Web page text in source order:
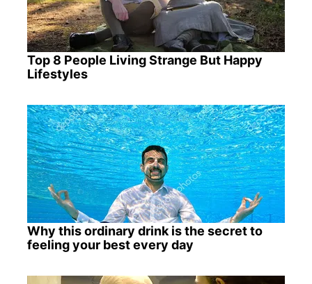
Top 8 People Living Strange But Happy
Lifestyles
Why this ordinary drink is the secret to
feeling your best every day